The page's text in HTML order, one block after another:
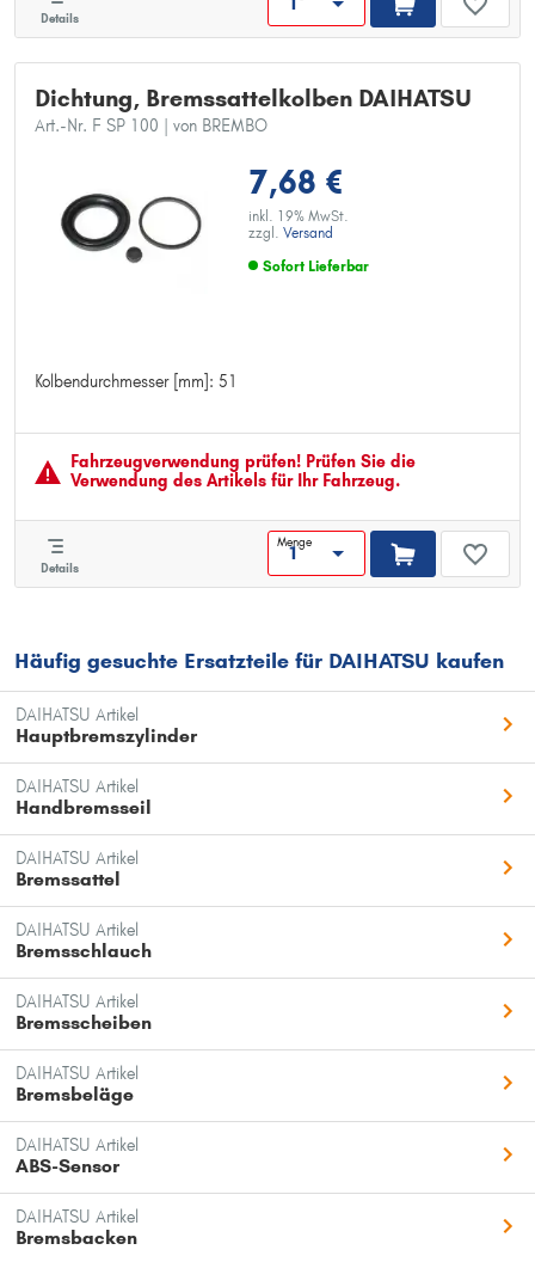
Details
Dichtung, Bremssattelkolben DAIHATSU
Art.-Nr. F SP 100 | von BREMBO
7,68 €
inkl. 19% MwSt.
zzgl. Versand
Sofort Lieferbar
Kolbendurchmesser [mm]: 51
Kolbendurchmesser [mm]: 51
Fahrzeugver­wendung prüfen! Prüfen Sie die
Verwendung des Artikels für Ihr Fahrzeug.
Details
Menge
Häufig gesuchte Ersatzteile für DAIHATSU kaufen
DAIHATSU Artikel
Hauptbremszylinder
DAIHATSU Artikel
Handbremsseil
DAIHATSU Artikel
Bremssattel
DAIHATSU Artikel
Bremsschlauch
DAIHATSU Artikel
Bremsscheiben
DAIHATSU Artikel
Bremsbeläge
DAIHATSU Artikel
ABS-Sensor
DAIHATSU Artikel
Bremsbacken